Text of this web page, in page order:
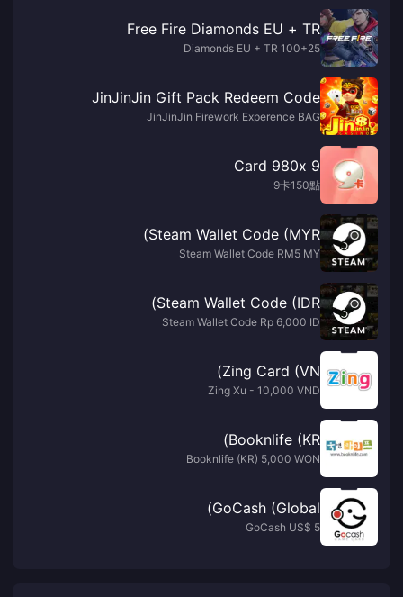
Free Fire Diamonds EU + TR
100+25 Diamonds EU + TR
JinJinJin Gift Pack Redeem Code
JinJinJin Firework Experence BAG
9 Card 980x
9卡150點
Steam Wallet Code (MYR)
Steam Wallet Code RM5 MY
Steam Wallet Code (IDR)
Steam Wallet Code Rp 6,000 ID
Zing Card (VN)
Zing Xu - 10,000 VND
Booknlife (KR)
Booknlife (KR) 5,000 WON
GoCash (Global)
GoCash US$ 5